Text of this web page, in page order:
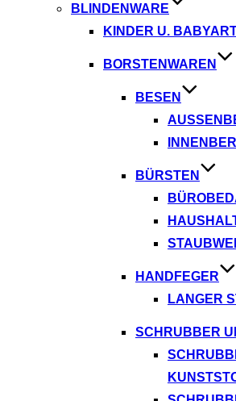
BLINDENWARE
KINDER U.
BORSTENWAREN
BESEN
BÜRSTEN
HANDFEGER
LANGER
SCHRUBBER